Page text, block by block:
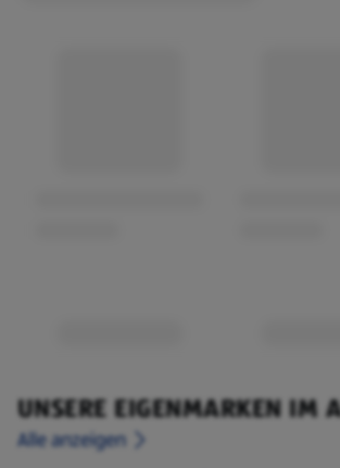
UNSERE EIGENMARKEN IM
Alle anzeigen